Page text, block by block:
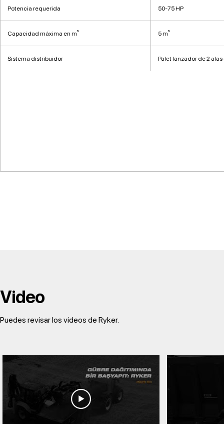
Potencia requerida 50-75 HP
Capacidad máxima en m³ 5 m³
Sistema distribuidor Palet lanzador de 2
Video
Puedes revisar los videos de Ryker.